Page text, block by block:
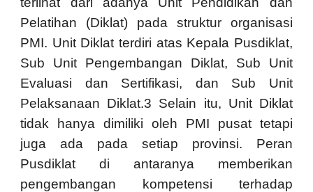
Pelatihan (Diklat) pada struktur organisasi
PMI. Unit Diklat terdiri atas Kepala Pusdiklat,
Sub Unit Pengembangan Diklat, Sub Unit
Evaluasi dan Sertifikasi, dan Sub Unit
Pelaksanaan Diklat.3 Selain itu, Unit Diklat
tidak hanya dimiliki oleh PMI pusat tetapi
juga ada pada setiap provinsi. Peran
Pusdiklat di antaranya memberikan
pengembangan kompetensi terhadap